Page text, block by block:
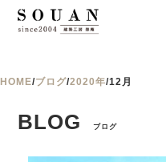
HOME/ブログ/2020年/12月
BLOG ブログ